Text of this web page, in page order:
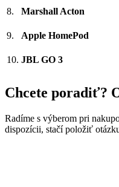
8.
Marshall Acton
9.
Apple HomePod
10. JBL GO 3
Chcete poradiť?
Radíme s výberom pri
dispozícii, stačí položiť